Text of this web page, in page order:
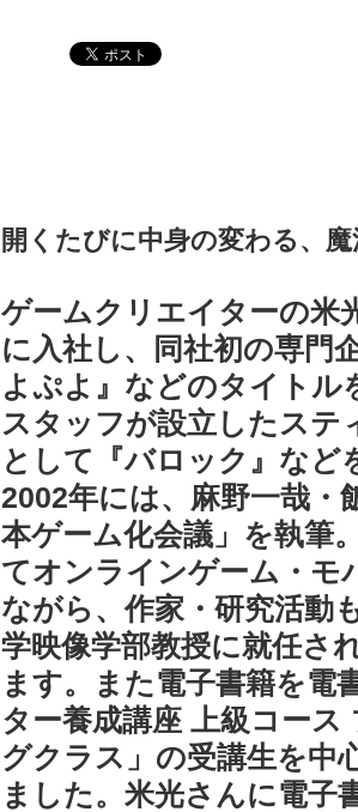
開くたびに中身の変わる、
ゲームクリエイターの米
に入社し、同社初の専門
よぷよ』などのタイトル
スタッフが設立したステ
として『バロック』など
2002年には、麻野一哉・
本ゲーム化会議」を執筆
てオンラインゲーム・モ
ながら、作家・研究活動
学映像学部教授に就任さ
ます。また電子書籍を
ター養成講座 上級コー
グクラス」の受講生を中
ました。米光さんに電子